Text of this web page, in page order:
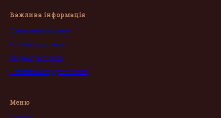
Важлива інформація
Повернення та обмін
Оплата та доставка
Угода користувача
Політика конфіденційності
Меню